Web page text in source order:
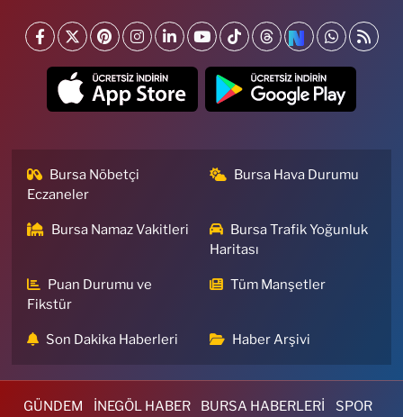
Bursa Nöbetçi
Eczaneler
Bursa Hava Durumu
Bursa Namaz Vakitleri
Bursa Trafik Yoğunluk
Haritası
Puan Durumu ve
Fikstür
Tüm Manşetler
Son Dakika Haberleri Haber Arşivi
GÜNDEM İNEGÖL HABER BURSA HABERLERİ
SPOR